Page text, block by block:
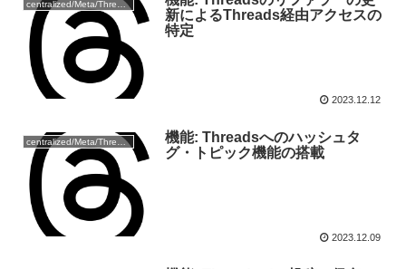
centralized/Meta/Threads
新によるThreads経由アクセスの
特定
2023.12.12
centralized/Meta/Threads
機能: Threadsへのハッシュタ
グ・トピック機能の搭載
2023.12.09